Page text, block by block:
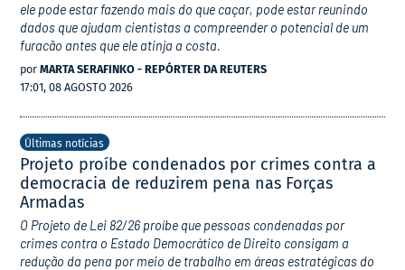
ele pode estar fazendo mais do que caçar, pode estar reunindo
dados que ajudam cientistas a compreender o potencial de um
furacão antes que ele atinja a costa.
por MARTA SERAFINKO - REPÓRTER DA REUTERS
17:01, 08 AGOSTO 2026
Últimas notícias
Projeto proíbe condenados por crimes contra a
democracia de reduzirem pena nas Forças
Armadas
O Projeto de Lei 82/26 proíbe que pessoas condenadas por
crimes contra o Estado Democrático de Direito consigam a
redução da pena por meio de trabalho em áreas estratégicas do